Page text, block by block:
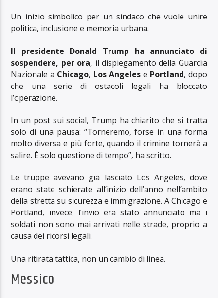
Un inizio simbolico per un sindaco che vuole unire
politica, inclusione e memoria urbana.
Il presidente Donald Trump ha annunciato di
sospendere, per ora, il dispiegamento della Guardia
Nazionale a Chicago, Los Angelese Portland, dopo
che una serie di ostacoli legali ha bloccato
l’operazione.
In un post sui social, Trump ha chiarito che si tratta
solo di una pausa: “Torneremo, forse in una forma
molto diversa e più forte, quando il crimine tornerà a
salire. È solo questione di tempo”, ha scritto.
Le truppe avevano già lasciato Los Angeles, dove
erano state schierate all’inizio dell’anno nell’ambito
della stretta su sicurezza e immigrazione. A Chicago e
Portland, invece, l’invio era stato annunciato ma i
soldati non sono mai arrivati nelle strade, proprio a
causa dei ricorsi legali.
Una ritirata tattica, non un cambio di linea.
Messico